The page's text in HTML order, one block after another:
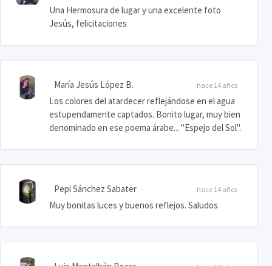
Una Hermosura de lugar y una excelente foto
Jesús, felicitaciones
hace 14 años
María Jesús López B.
Los colores del atardecer reflejándose en el agua
estupendamente captados. Bonito lugar, muy bien
denominado en ese poema árabe... "Espejo del Sol".
hace 14 años
Pepi Sánchez Sabater
Muy bonitas luces y buenos reflejos. Saludos